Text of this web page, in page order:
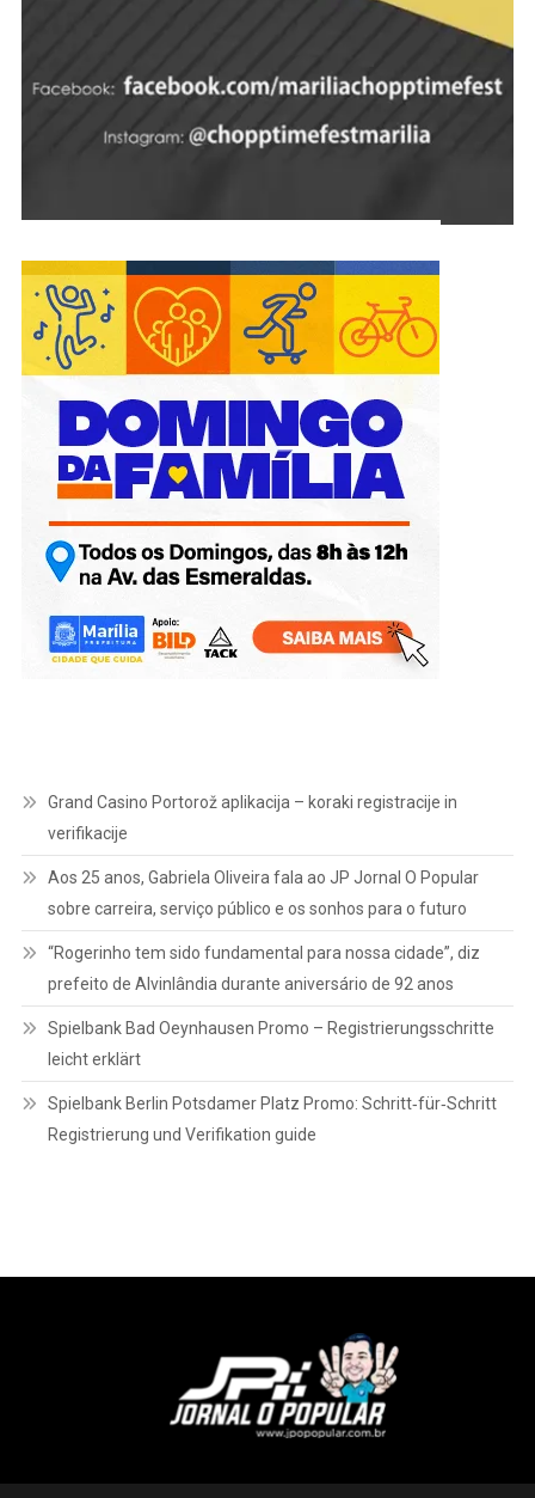
Grand Casino Portorož aplikacija – koraki registracije in
verifikacije
Aos 25 anos, Gabriela Oliveira fala ao JP Jornal O Popular
sobre carreira, serviço público e os sonhos para o futuro
“Rogerinho tem sido fundamental para nossa cidade”, diz
prefeito de Alvinlândia durante aniversário de 92 anos
Spielbank Bad Oeynhausen Promo – Registrierungsschritte
leicht erklärt
Spielbank Berlin Potsdamer Platz Promo: Schritt‑für‑Schritt
Registrierung und Verifikation guide